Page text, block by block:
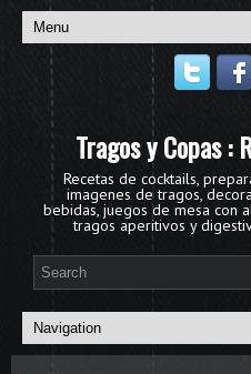
Tragos y Copas :
Recetas de cocktails,
imagenes de tragos,
bebidas, juegos de mesa con
tragos aperitivos y